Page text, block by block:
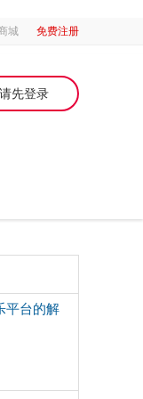
城 免费注册
请先登录
平台的解